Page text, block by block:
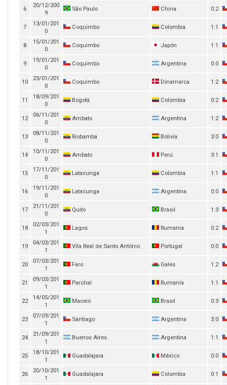
6
20/12/200
9
São Paulo China 0:2
7
13/01/201
0
Coquimbo Colombia 1:1
8
15/01/201
0
Coquimbo Japón 1:1
9
19/01/201
0
Coquimbo Argentina 0:0
10
23/01/201
0
Coquimbo Dinamarca 1:2
11
18/09/201
0
Bogotá Colombia 0:2
12
06/11/201
0
Ambato Argentina 1:2
13
08/11/201
0
Riobamba Bolivia 3:0
14
10/11/201
0
Ambato Perú 3:1
15
17/11/201
0
Latacunga Colombia 1:1
16
19/11/201
0
Latacunga Argentina 0:0
17
21/11/201
0
Quito Brasil 1:3
18
02/03/201
1
Lagos Rumania 0:2
19
04/03/201
1
Vila Real de Santo António Portugal 0:0
20
07/03/201
1
Faro Gales 1:2
21
09/03/201
1
Parchal Rumania 1:1
22
14/05/201
1
Maceió Brasil 0:3
23
07/09/201
1
Santiago Argentina 3:0
24
21/09/201
1
Buenos Aires Argentina 1:1
25
18/10/201
1
Guadalajara México 0:0
26
20/10/201
1
Guadalajara Colombia 0:1